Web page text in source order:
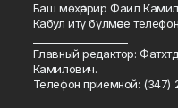
Баш мөхәррир Фаил Камил
Кабул итү бүлмәсе
Главный редактор:
Камилович.
Телефон приемной: (347)